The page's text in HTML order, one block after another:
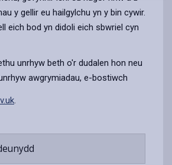
y gellir eu hailgylchu yn y bin cywir.
eich bod yn didoli eich sbwriel cyn
unrhyw beth o'r dudalen hon neu
awgrymiadau, e-bostiwch
.